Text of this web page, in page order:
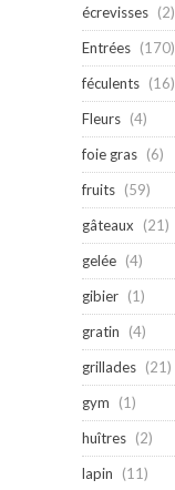
écrevisses (2)
Entrées (170)
féculents (16)
Fleurs (4)
foie gras (6)
fruits (59)
gâteaux
(21)
gelée (4)
gibier (1)
gratin
(4)
grillades (21)
gym
(1)
huîtres (2)
lapin
(11)